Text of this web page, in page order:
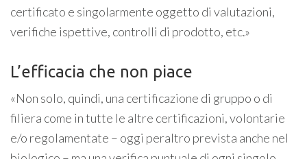
certificato e singolarmente oggetto di valutazioni,
verifiche ispettive, controlli di prodotto, etc.»
L’efficacia che non piace
«Non solo, quindi, una certificazione di gruppo o di
filiera come in tutte le altre certificazioni, volontarie
e/o regolamentate – oggi peraltro prevista anche nel